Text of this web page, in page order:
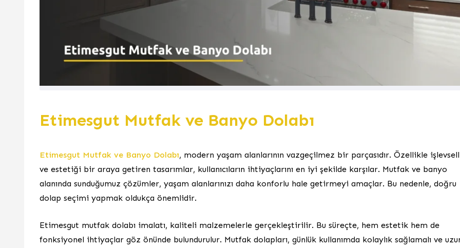
Etimesgut Mutfak ve Banyo Dolabı
Etimesgut Mutfak ve Banyo Dolabı, modern yaşam alanlarının vazgeçilmez bir parçasıdır. Özellikle
ve estetiği bir araya getiren tasarımlar, kullanıcıların ihtiyaçlarını en iyi şekilde karşılar. Mutfak ve banyo
alanında sunduğumuz çözümler, yaşam alanlarınızı daha konforlu hale getirmeyi amaçlar. Bu nedenle, doğru
dolap seçimi yapmak oldukça önemlidir.
Etimesgut mutfak dolabı imalatı, kaliteli malzemelerle gerçekleştirilir. Bu süreçte, hem estetik hem de
fonksiyonel ihtiyaçlar göz önünde bulundurulur. Mutfak dolapları, günlük kullanımda kolaylık sağlamalı ve